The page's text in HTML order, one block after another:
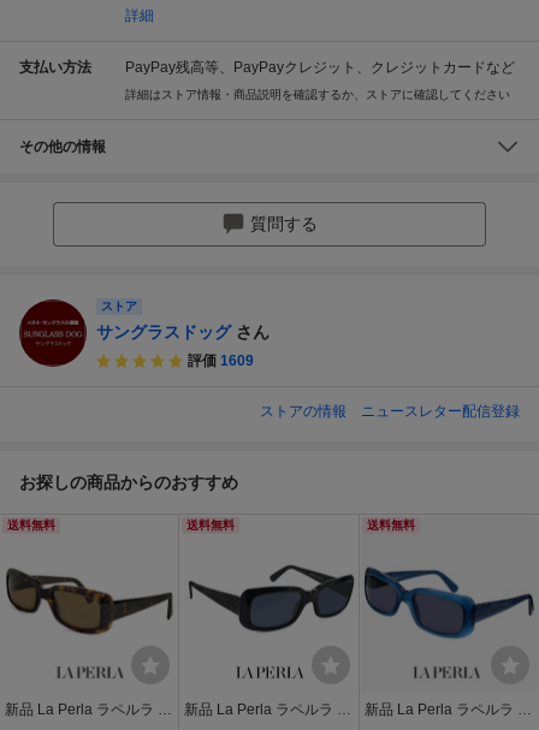
詳細
支払い方法 PayPay残高等、PayPayクレジット、クレジットカードなど
詳細はストア情報・商品説明を確認するか、ストアに確認してください
その他の情報
質問する
ストア
サングラスドッグ さん
評価 1609
ストアの情報 ニュースレター配信登録
お探しの商品からのおすすめ
送料無料
新品 La Perla ラペルラ サ
送料無料
新品 La Perla ラペルラ サ
送料無料
新品 La Perla ラペルラ サ